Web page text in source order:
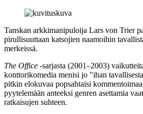
Tanskan arkkimanipuloija Lars von Trier
pirullisuuttaan katsojien naamoihin
merkeissä.
The Office ‑sarjasta (2001–2003)
konttorikomedia menisi jo "ihan
pitkin elokuvaa popsahtaisi
pyytelemään anteeksi genren asettamia
ratkaisujen suhteen.